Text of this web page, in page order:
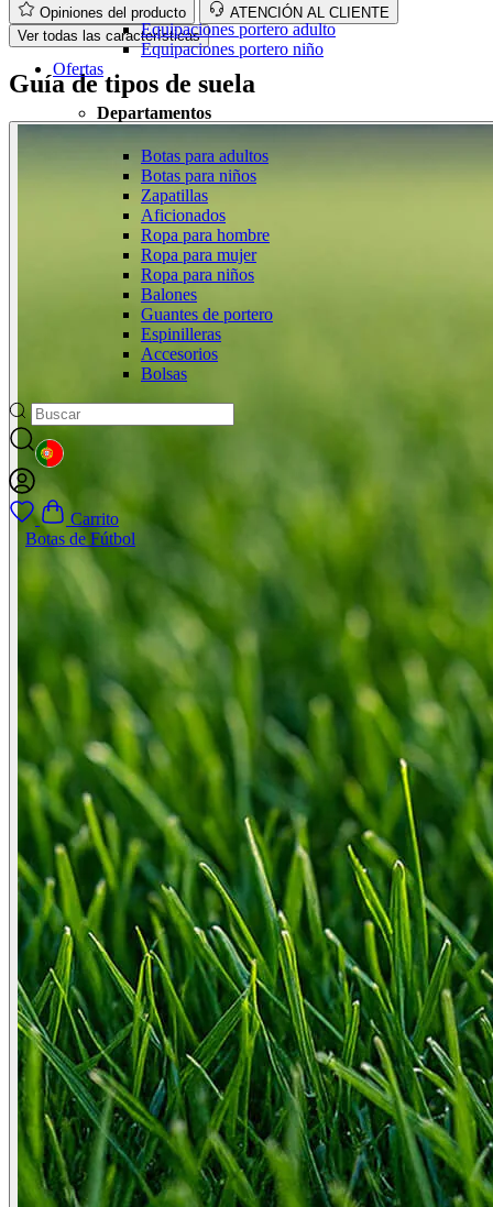
Equipaciones portero adulto
Equipaciones portero niño
Ofertas
Departamentos
Botas para adultos
Botas para niños
Zapatillas
Aficionados
Ropa para hombre
Ropa para mujer
Ropa para niños
Balones
Guantes de portero
Espinilleras
Accesorios
Bolsas
GEOLOCATION BUTTON: PORTUGAL
Carrito
Botas de Fútbol
Opiniones del producto
ATENCIÓN AL CLIENTE
Ver todas las características
Guía de tipos de suela